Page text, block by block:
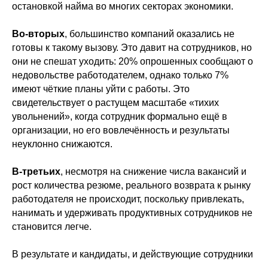
остановкой найма во многих секторах экономики.
Во-вторых, большинство компаний оказались не
готовы к такому вызову. Это давит на сотрудников, но
они не спешат уходить: 20% опрошенных сообщают о
недовольстве работодателем, однако только 7%
имеют чёткие планы уйти с работы. Это
свидетельствует о растущем масштабе «тихих
увольнений», когда сотрудник формально ещё в
организации, но его вовлечённость и результаты
неуклонно снижаются.
В-третьих, несмотря на снижение числа вакансий и
рост количества резюме, реального возврата к рынку
работодателя не происходит, поскольку привлекать,
нанимать и удерживать продуктивных сотрудников не
становится легче.
В результате и кандидаты, и действующие сотрудники